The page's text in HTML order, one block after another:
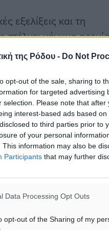
της Ρόδου - Do Not
opt-out of the sale, sharing to
for targeted
selection. Please note that
interest-based ads based
to third parties prior to
of your personal
This information may also be
Participants that may further
Data Processing Opt Outs
opt-out of the Sharing of my
εξελίξεις και τη
στέλνει μήνυμα
καλοκαιρινές
χωρίς δισταγμό.
Σαββατοκύριακο
το καλοκαίρι του
άνοδο.
Τουρκία και η Κύπρος.
ταξιδιώτες
ο διευθύνων
ότι η